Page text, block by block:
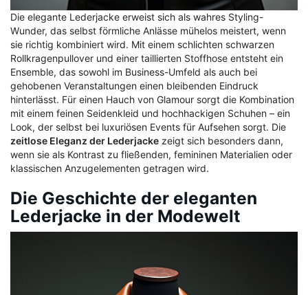
Die elegante Lederjacke erweist sich als wahres Styling-
Wunder, das selbst förmliche Anlässe mühelos meistert, wenn
sie richtig kombiniert wird. Mit einem schlichten schwarzen
Rollkragenpullover und einer taillierten Stoffhose entsteht ein
Ensemble, das sowohl im Business-Umfeld als auch bei
gehobenen Veranstaltungen einen bleibenden Eindruck
hinterlässt. Für einen Hauch von Glamour sorgt die Kombination
mit einem feinen Seidenkleid und hochhackigen Schuhen – ein
Look, der selbst bei luxuriösen Events für Aufsehen sorgt. Die
zeitlose Eleganz der Lederjacke zeigt sich besonders dann,
wenn sie als Kontrast zu fließenden, femininen Materialien oder
klassischen Anzugelementen getragen wird.
Die Geschichte der eleganten
Lederjacke in der Modewelt